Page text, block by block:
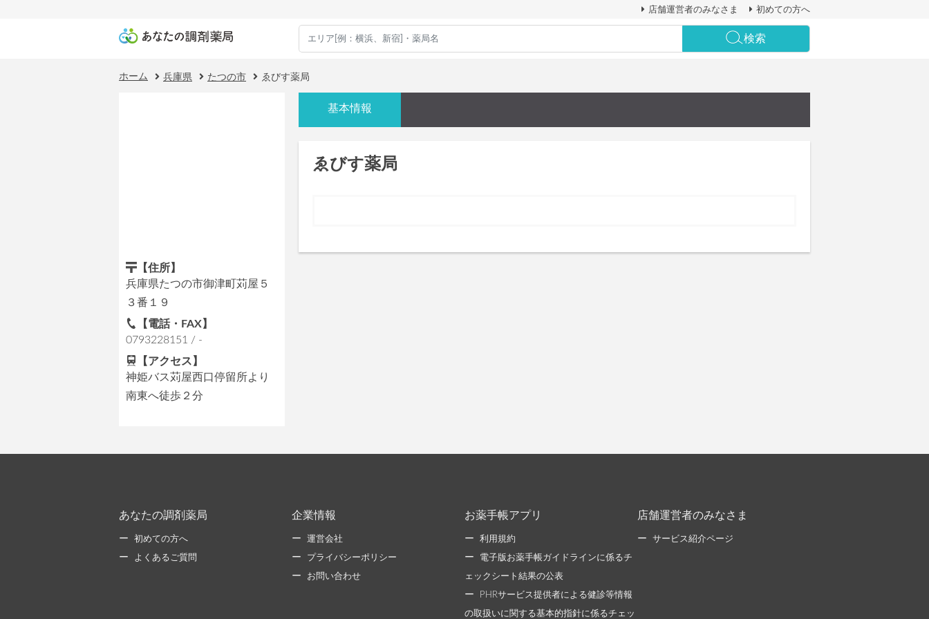
店舗運営者のみなさま 初めての方へ
検索
ホーム 兵庫県 たつの市 ゑびす薬局
【住所】
兵庫県たつの市御津町苅屋５
３番１９
【電話・FAX】
0793228151 / -
【アクセス】
神姫バス苅屋西口停留所より
南東へ徒歩２分
基本情報
ゑびす薬局
あなたの調剤薬局
初めての方へ
よくあるご質問
企業情報
運営会社
プライバシーポリシー
お問い合わせ
お薬手帳アプリ
利用規約
電子版お薬手帳ガイドラインに係るチ
ェックシート結果の公表
PHRサービス提供者による健診等情報
の取扱いに関する基本的指針に係るチェッ
店舗運営者のみなさま
サービス紹介ページ